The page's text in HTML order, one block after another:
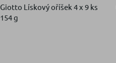
Giotto Lískový oříšek 4 x 9 ks
154 g